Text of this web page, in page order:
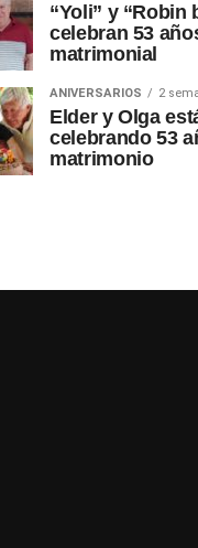
“Yoli” y “Robin
celebran 53
matrimonial
ANIVERSARIOS 2
Elder y Olga
celebrando 53
matrimonio